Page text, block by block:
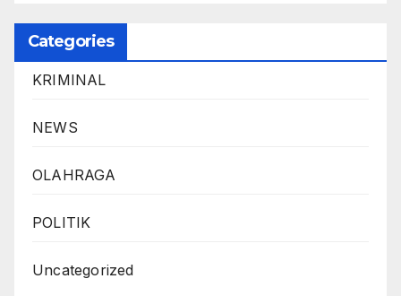
Categories
KRIMINAL
NEWS
OLAHRAGA
POLITIK
Uncategorized